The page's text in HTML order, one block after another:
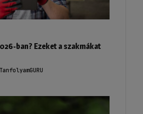
ban? Ezeket a szakmákat
TanfolyamGURU